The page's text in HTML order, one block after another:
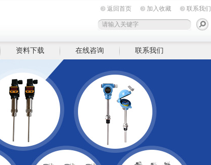
返回首页 加入收藏 联系我们
资料下载 在线咨询 联系我们